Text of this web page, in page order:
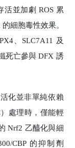
活並加劇 ROS 累
細胞毒性效果。
、SLC7A11 及
死亡參與 DFX 誘
化並非單純依賴
處理時，僅能輕
Nrf2 乙醯化與細
CBP 的抑制劑